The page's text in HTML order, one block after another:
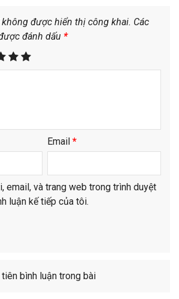
được hiển thị công khai. Các
đánh dấu *
Email *
email, và trang web trong trình duyệt
luận kế tiếp của tôi.
bình luận trong bài